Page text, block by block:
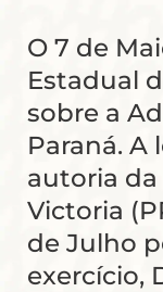
O 7 de
Estadual
sobre a
Paraná. A
autoria
Victoria
de Julho
exercício,